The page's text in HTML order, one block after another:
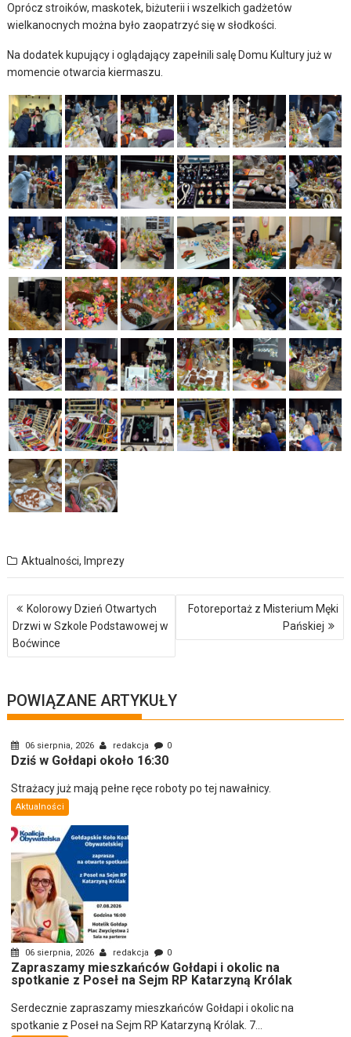
Oprócz stroików, maskotek, biżuterii i wszelkich gadżetów
wielkanocnych można było zaopatrzyć się w słodkości.
Na dodatek kupujący i oglądający zapełnili salę Domu Kultury już w
momencie otwarcia kiermaszu.
Aktualności, Imprezy
Nawigacja
wpisu
Kolorowy Dzień Otwartych
Drzwi w Szkole Podstawowej w
Boćwince
Fotoreportaż z Misterium Męki
Pańskiej
POWIĄZANE ARTYKUŁY
06 sierpnia, 2026 redakcja 0
Dziś w Gołdapi około 16:30
Strażacy już mają pełne ręce roboty po tej nawałnicy.
Aktualności
06 sierpnia, 2026 redakcja 0
Zapraszamy mieszkańców Gołdapi i okolic na
spotkanie z Poseł na Sejm RP Katarzyną Królak
Serdecznie zapraszamy mieszkańców Gołdapi i okolic na
spotkanie z Poseł na Sejm RP Katarzyną Królak. 7...